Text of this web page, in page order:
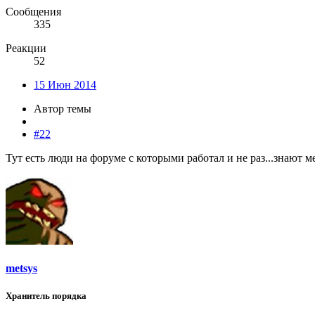
Сообщения
335
Реакции
52
15 Июн 2014
Автор темы
#22
Тут есть люди на форуме с которыми работал и не раз...знают
metsys
Хранитель порядка